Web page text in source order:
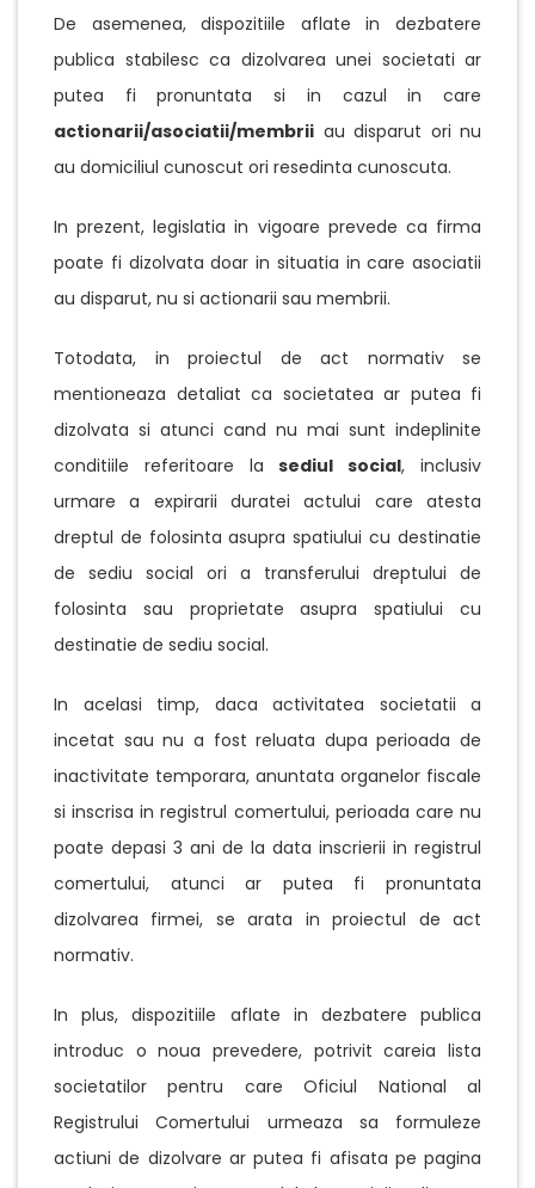
De asemenea, dispozitiile aflate in dezbatere
publica stabilesc ca dizolvarea unei societati ar
putea fi pronuntata si in cazul in care
actionarii/asociatii/membrii au disparut ori nu
au domiciliul cunoscut ori resedinta cunoscuta.
In prezent, legislatia in vigoare prevede ca firma
poate fi dizolvata doar in situatia in care asociatii
au disparut, nu si actionarii sau membrii.
Totodata, in proiectul de act normativ se
mentioneaza detaliat ca societatea ar putea fi
dizolvata si atunci cand nu mai sunt indeplinite
conditiile referitoare lasediul social, inclusiv
urmare a expirarii duratei actului care atesta
dreptul de folosinta asupra spatiului cu destinatie
de sediu social ori a transferului dreptului de
folosinta sau proprietate asupra spatiului cu
destinatie de sediu social.
In acelasi timp, daca activitatea societatii a
incetat sau nu a fost reluata dupa perioada de
inactivitate temporara, anuntata organelor fiscale
si inscrisa in registrul comertului, perioada care nu
poate depasi 3 ani de la data inscrierii in registrul
comertului, atunci ar putea fi pronuntata
dizolvarea firmei, se arata in proiectul de act
normativ.
In plus, dispozitiile aflate in dezbatere publica
introduc o noua prevedere, potrivit careia lista
societatilor pentru care Oficiul National al
Registrului Comertului urmeaza sa formuleze
actiuni de dizolvare ar putea fi afisata pe pagina